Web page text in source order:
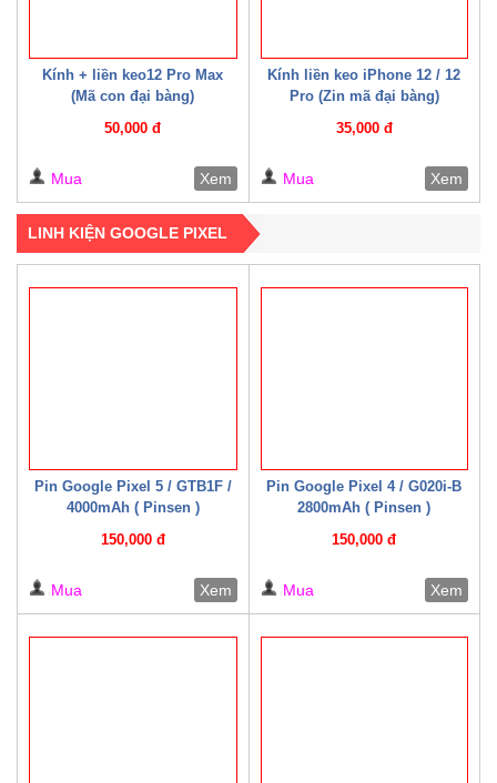
Kính + liền keo12 Pro Max
(Mã con đại bàng)
50,000 đ
Mua Xem
Kính liền keo iPhone 12 / 12
Pro (Zin mã đại bàng)
35,000 đ
Mua Xem
LINH KIỆN GOOGLE PIXEL
Pin Google Pixel 5 / GTB1F /
4000mAh ( Pinsen )
150,000 đ
Mua Xem
Pin Google Pixel 4 / G020i-B
2800mAh ( Pinsen )
150,000 đ
Mua Xem